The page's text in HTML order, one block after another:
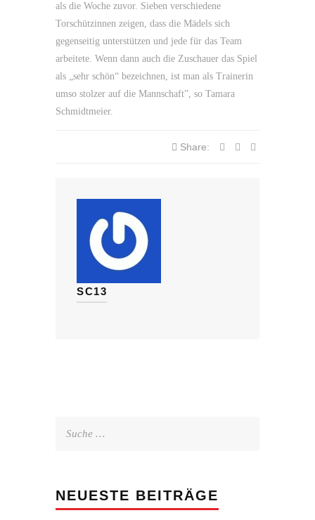
als die Woche zuvor. Sieben verschiedene
Torschützinnen zeigen, dass die Mädels sich
gegenseitig unterstützen und jede für das Team
arbeitete. Wenn dann auch die Zuschauer das Spiel
als „sehr schön“ bezeichnen, ist man als Trainerin
umso stolzer auf die Mannschaft”, so Tamara
Schmidtmeier.
Share:
SC13
NEUESTE BEITRÄGE